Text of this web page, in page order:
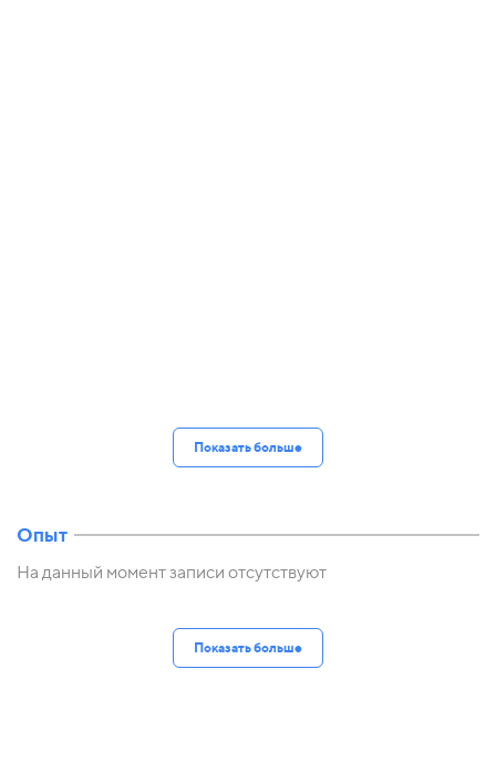
Показать больше
Опыт
На данный момент записи отсутствуют
Показать больше